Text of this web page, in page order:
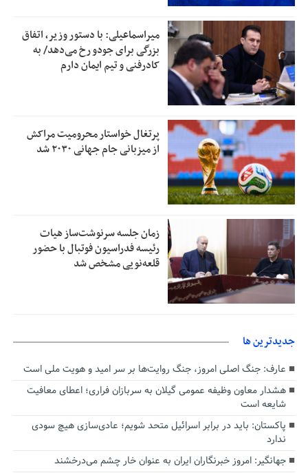
میراسماعیلی: با دستور وزیر، اتفاق
بزرگی برای جودو رخ می‌دهد/ به
کادرفنی و تیم ایمان دارم
پرتغال خواستار محرومیت مراکش
از میزبانی جام جهانی ۲۰۳۰ شد
زمان جلسه سرنوشت‌ساز هیات
رئیسه فدراسیون فوتبال با حضور
قلعه‌نویی مشخص شد
جديدترين ها
عارف: جنگ اصلی امروز، جنگ روایت‌ها بر سر امید و هویت ملی است
هشدار معاون وظیفه عمومی گیلان به سربازان فراری؛ اعطای معافیت
شایعه است
پاکستان: باید در برابر اسرائیل متحد شویم؛ عادی‌سازی هیچ سودی
ندارد
جهانگیر: امروز خبرنگاران ایران به عنوان خار چشم می‌درخشند